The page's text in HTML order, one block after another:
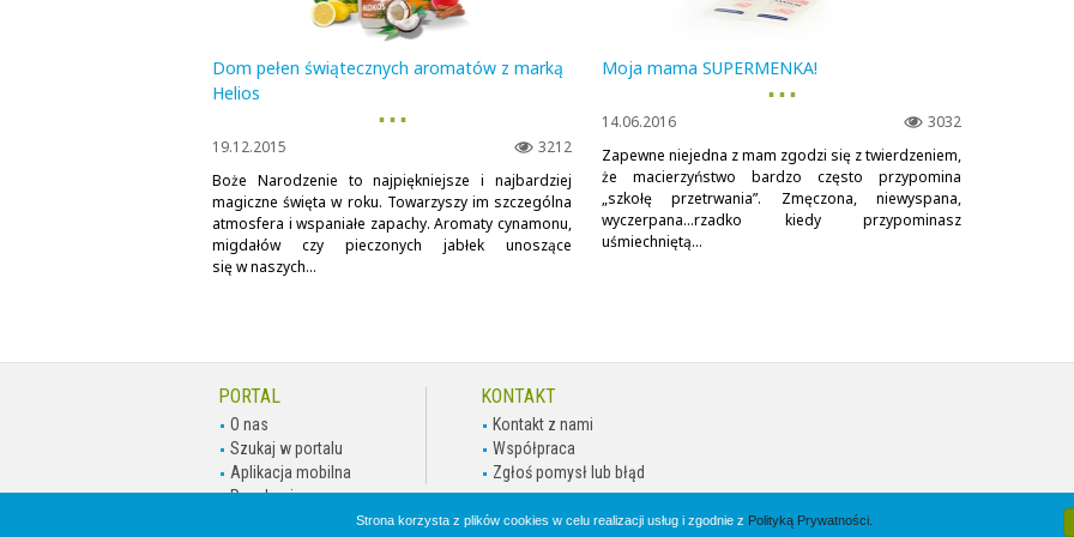
Dom pełen świątecznych aromatów z marką
Helios
▪ ▪ ▪
3212
19.12.2015
Boże Narodzenie to najpiękniejsze i najbardziej
magiczne święta w roku. Towarzyszy im szczególna
atmosfera i wspaniałe zapachy. Aromaty cynamonu,
migdałów czy pieczonych jabłek unoszące
się w naszych...
Moja mama SUPERMENKA!
▪ ▪ ▪
3032
14.06.2016
Zapewne niejedna z mam zgodzi się z twierdzeniem,
że macierzyństwo bardzo często przypomina
„szkołę przetrwania”. Zmęczona, niewyspana,
wyczerpana…rzadko kiedy przypominasz
uśmiechniętą...
PORTAL
O nas
Szukaj w portalu
Aplikacja mobilna
Regulamin
Polityka Prywatności
KONTAKT
Kontakt z nami
Współpraca
Zgłoś pomysł lub błąd
Strona korzysta z plików cookies w celu realizacji usług i zgodnie z Polityką Prywatności.